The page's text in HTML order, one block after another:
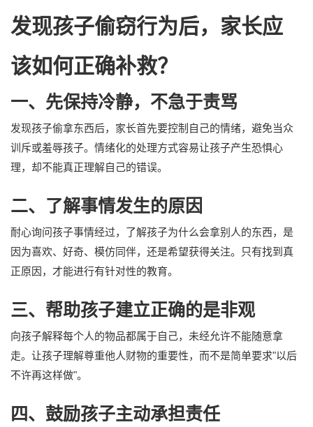
发现孩子偷窃行为后，家长应
该如何正确补救？
一、先保持冷静，不急于责骂
发现孩子偷拿东西后，家长首先要控制自己的情绪，避免当众
训斥或羞辱孩子。情绪化的处理方式容易让孩子产生恐惧心
理，却不能真正理解自己的错误。
二、了解事情发生的原因
耐心询问孩子事情经过，了解孩子为什么会拿别人的东西，是
因为喜欢、好奇、模仿同伴，还是希望获得关注。只有找到真
正原因，才能进行有针对性的教育。
三、帮助孩子建立正确的是非观
向孩子解释每个人的物品都属于自己，未经允许不能随意拿
走。让孩子理解尊重他人财物的重要性，而不是简单要求"以后
不许再这样做"。
四、鼓励孩子主动承担责任